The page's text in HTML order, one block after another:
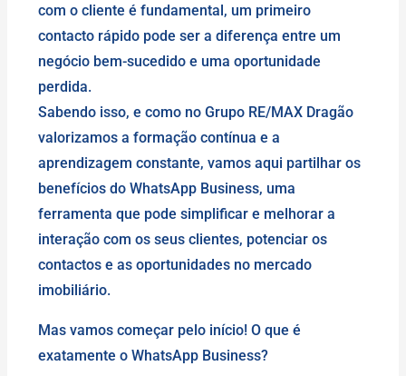
com o cliente é fundamental, um primeiro
contacto rápido pode ser a diferença entre um
negócio bem-sucedido e uma oportunidade
perdida.
Sabendo isso, e como no Grupo RE/MAX Dragão
valorizamos a formação contínua e a
aprendizagem constante, vamos aqui partilhar os
benefícios do WhatsApp Business, uma
ferramenta que pode simplificar e melhorar a
interação com os seus clientes, potenciar os
contactos e as oportunidades no mercado
imobiliário.
Mas vamos começar pelo início! O que é
exatamente o WhatsApp Business?